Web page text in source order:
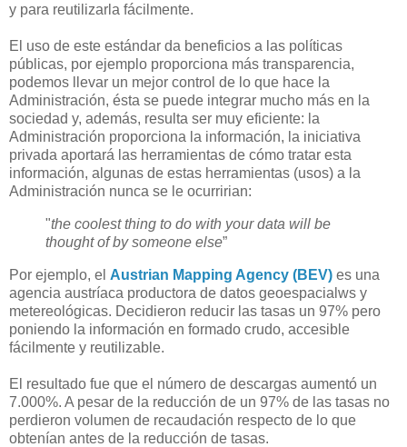
y para reutilizarla fácilmente.
El uso de este estándar da beneficios a las políticas
públicas, por ejemplo proporciona más transparencia,
podemos llevar un mejor control de lo que hace la
Administración, ésta se puede integrar mucho más en la
sociedad y, además, resulta ser muy eficiente: la
Administración proporciona la información, la iniciativa
privada aportará las herramientas de cómo tratar esta
información, algunas de estas herramientas (usos) a la
Administración nunca se le ocurririan:
"the coolest thing to do with your data will be
thought of by someone else”
Por ejemplo, el Austrian Mapping Agency (BEV) es una
agencia austríaca productora de datos geoespacialws y
metereológicas. Decidieron reducir las tasas un 97% pero
poniendo la información en formado crudo, accesible
fácilmente y reutilizable.
El resultado fue que el número de descargas aumentó un
7.000%. A pesar de la reducción de un 97% de las tasas no
perdieron volumen de recaudación respecto de lo que
obtenían antes de la reducción de tasas.